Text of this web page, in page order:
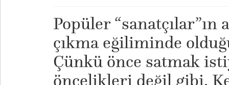
Popüler “sanatçılar”ın
çıkma eğiliminde
Çünkü önce satmak
öncelikleri değil gibi.